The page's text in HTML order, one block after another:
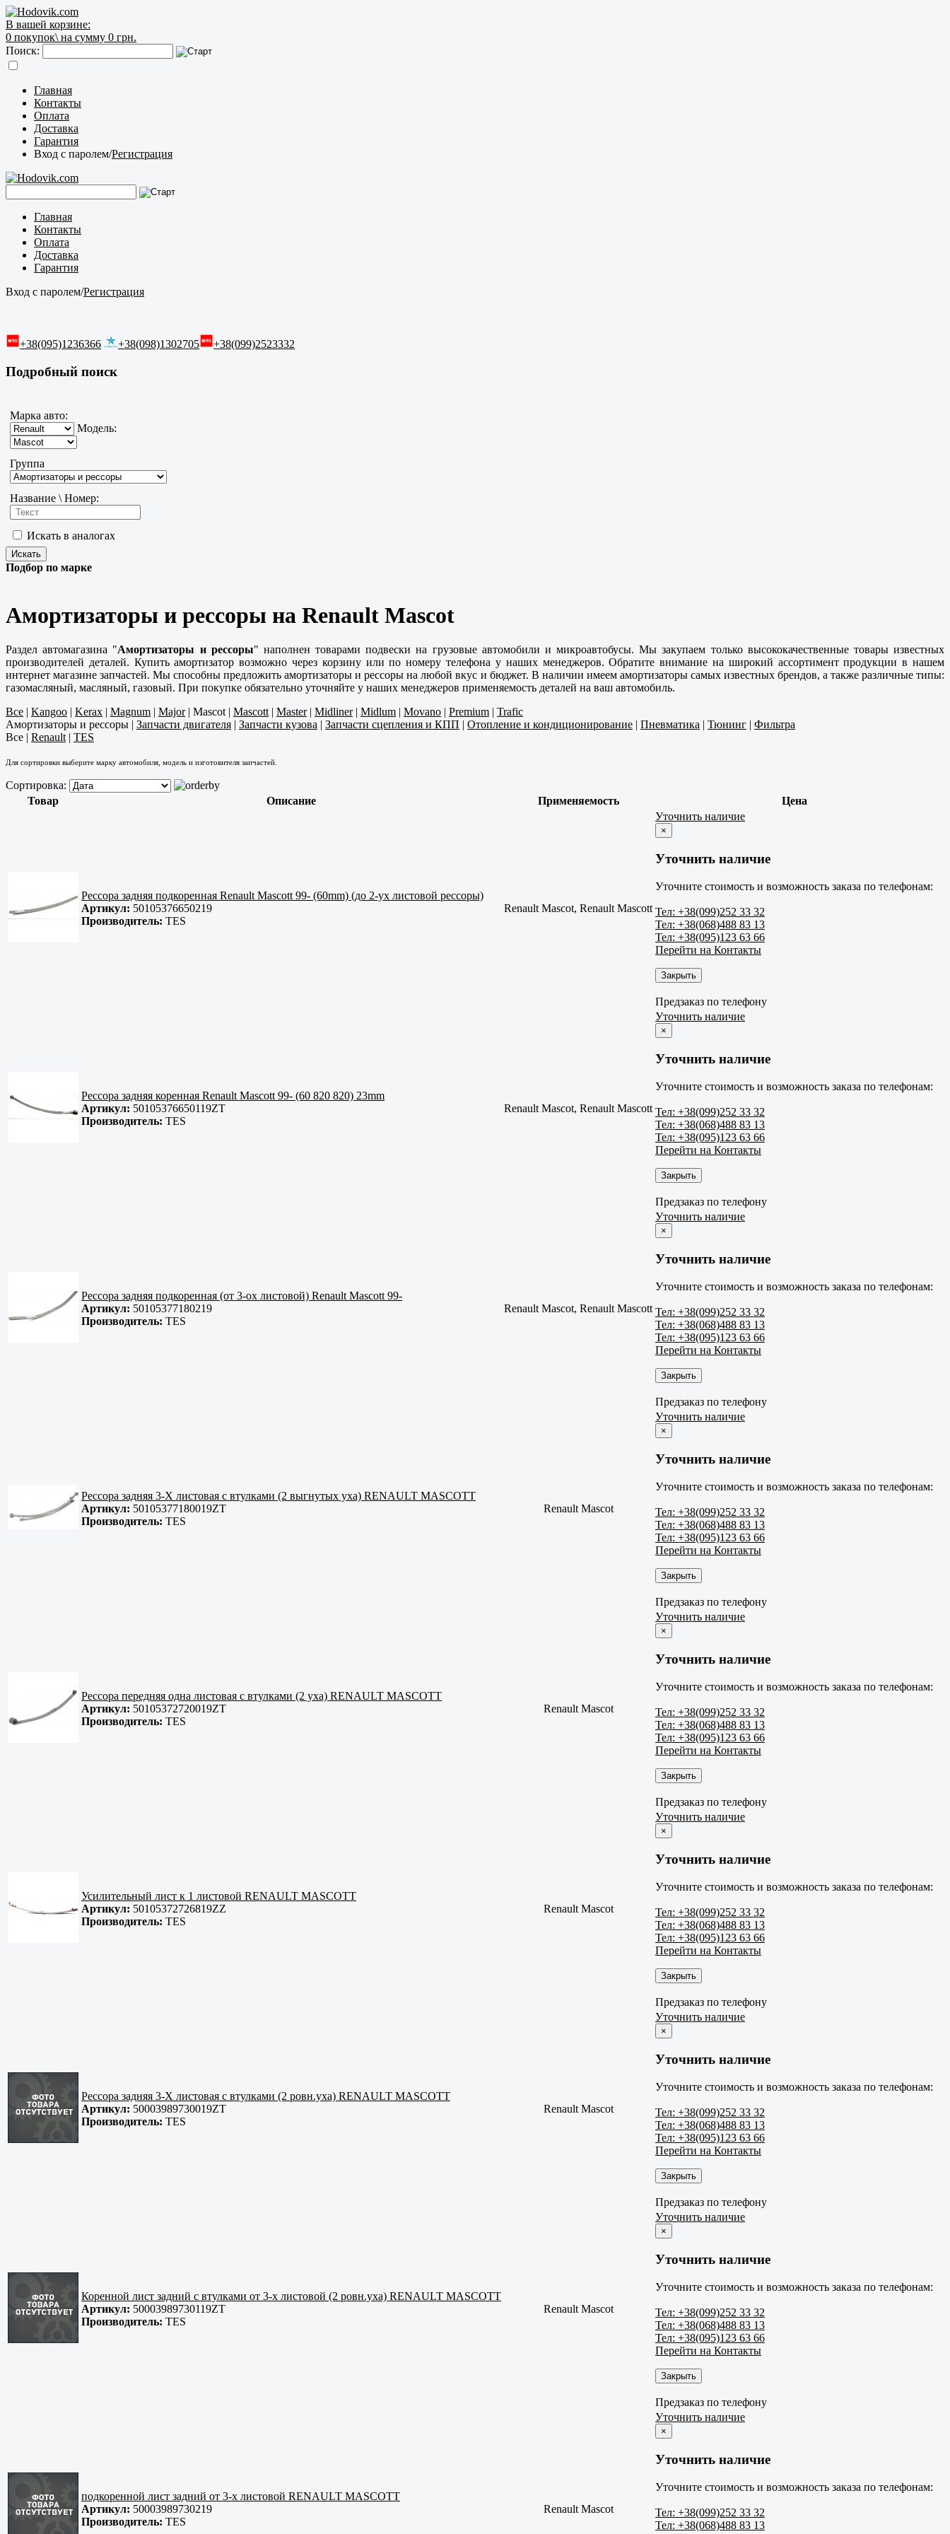
В вашей корзине:
0 покупок\ на сумму 0 грн.
Поиск:
Главная
Контакты
Оплата
Доставка
Гарантия
Вход с паролем/Регистрация
Главная
Контакты
Оплата
Доставка
Гарантия
Вход с паролем/Регистрация
+38(095)1236366 +38(098)1302705 +38(099)2523332
Подробный поиск
Марка авто:
Модель:
Группа
Название \ Номер:
Искать в аналогах
Подбор по марке
Амортизаторы и рессоры на Renault Mascot
Раздел автомагазина "Амортизаторы и рессоры" наполнен товарами подвески на грузовые автомобили и микроавтобусы. Мы закупаем только высококачественные товары известных
производителей деталей. Купить амортизатор возможно через корзину или по номеру телефона у наших менеджеров. Обратите внимание на широкий ассортимент продукции в нашем
интернет магазине запчастей. Мы способны предложить амортизаторы и рессоры на любой вкус и бюджет. В наличии имеем амортизаторы самых известных брендов, а также различные типы:
газомасляный, масляный, газовый. При покупке обязательно уточняйте у наших менеджеров применяемость деталей на ваш автомобиль.
Все | Kangoo | Kerax | Magnum | Major| Mascot | Mascott | Master| Midliner| Midlum | Movano | Premium | Trafic
Амортизаторы и рессоры | Запчасти двигателя | Запчасти кузова | Запчасти сцепления и КПП | Отопление и кондиционирование | Пневматика | Тюнинг | Фильтра
Все | Renault | TES
Для сортировки выберите марку автомобиля, модель и изготовителя запчастей.
Сортировка:
Товар
Описание Применяемость Цена
Рессора задняя подкоренная Renault Mascott 99- (60mm) (до 2-ух листовой рессоры)
Артикул: 50105376650219
Производитель: TES
Renault Mascot, Renault Mascott
Уточнить наличие
×
Уточнить наличие
Уточните стоимость и возможность заказа по телефонам:
Тел: +38(099)252 33 32
Тел: +38(068)488 83 13
Тел: +38(095)123 63 66
Перейти на Контакты
Закрыть
Предзаказ по телефону
Рессора задняя коренная Renault Mascott 99- (60 820 820) 23mm
Артикул: 50105376650119ZT
Производитель: TES
Renault Mascot, Renault Mascott
Уточнить наличие
×
Уточнить наличие
Уточните стоимость и возможность заказа по телефонам:
Тел: +38(099)252 33 32
Тел: +38(068)488 83 13
Тел: +38(095)123 63 66
Перейти на Контакты
Закрыть
Предзаказ по телефону
Рессора задняя подкоренная (от 3-ох листовой) Renault Mascott 99-
Артикул: 50105377180219
Производитель: TES
Renault Mascot, Renault Mascott
Уточнить наличие
×
Уточнить наличие
Уточните стоимость и возможность заказа по телефонам:
Тел: +38(099)252 33 32
Тел: +38(068)488 83 13
Тел: +38(095)123 63 66
Перейти на Контакты
Закрыть
Предзаказ по телефону
Рессора задняя 3-Х листовая с втулками (2 выгнутых уха) RENAULT MASCOTT
Артикул: 50105377180019ZT
Производитель: TES
Renault Mascot
Уточнить наличие
×
Уточнить наличие
Уточните стоимость и возможность заказа по телефонам:
Тел: +38(099)252 33 32
Тел: +38(068)488 83 13
Тел: +38(095)123 63 66
Перейти на Контакты
Закрыть
Предзаказ по телефону
Рессора передняя одна листовая с втулками (2 уха) RENAULT MASCOTT
Артикул: 50105372720019ZT
Производитель: TES
Renault Mascot
Уточнить наличие
×
Уточнить наличие
Уточните стоимость и возможность заказа по телефонам:
Тел: +38(099)252 33 32
Тел: +38(068)488 83 13
Тел: +38(095)123 63 66
Перейти на Контакты
Закрыть
Предзаказ по телефону
Усилительный лист к 1 листовой RENAULT MASCOTT
Артикул: 50105372726819ZZ
Производитель: TES
Renault Mascot
Уточнить наличие
×
Уточнить наличие
Уточните стоимость и возможность заказа по телефонам:
Тел: +38(099)252 33 32
Тел: +38(068)488 83 13
Тел: +38(095)123 63 66
Перейти на Контакты
Закрыть
Предзаказ по телефону
Рессора задняя 3-Х листовая с втулками (2 ровн.уха) RENAULT MASCOTT
Артикул: 50003989730019ZT
Производитель: TES
Renault Mascot
Уточнить наличие
×
Уточнить наличие
Уточните стоимость и возможность заказа по телефонам:
Тел: +38(099)252 33 32
Тел: +38(068)488 83 13
Тел: +38(095)123 63 66
Перейти на Контакты
Закрыть
Предзаказ по телефону
Коренной лист задний с втулками от 3-х листовой (2 ровн.уха) RENAULT MASCOTT
Артикул: 50003989730119ZT
Производитель: TES
Renault Mascot
Уточнить наличие
×
Уточнить наличие
Уточните стоимость и возможность заказа по телефонам:
Тел: +38(099)252 33 32
Тел: +38(068)488 83 13
Тел: +38(095)123 63 66
Перейти на Контакты
Закрыть
Предзаказ по телефону
подкоренной лист задний от 3-х листовой RENAULT MASCOTT
Артикул: 50003989730219
Производитель: TES
Renault Mascot
Уточнить наличие
×
Уточнить наличие
Уточните стоимость и возможность заказа по телефонам:
Тел: +38(099)252 33 32
Тел: +38(068)488 83 13